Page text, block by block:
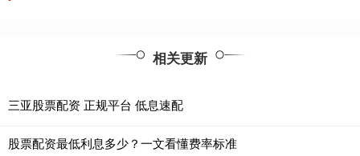
相关更新
三亚股票配资 正规平台 低息速配
股票配资最低利息多少？一文看懂费率标准